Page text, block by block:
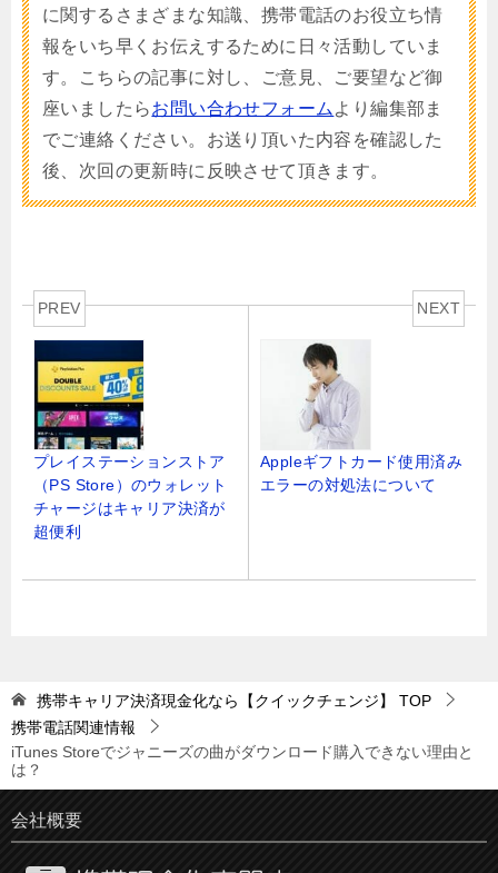
に関するさまざまな知識、携帯電話のお役立ち情
報をいち早くお伝えするために日々活動していま
す。こちらの記事に対し、ご意見、ご要望など御
座いましたらお問い合わせフォーム より編集部ま
でご連絡ください。お送り頂いた内容を確認した
後、次回の更新時に反映させて頂きます。
PREV
プレイステーションストア
（PS Store）のウォレット
チャージはキャリア決済が
超便利
NEXT
Appleギフトカード使用済み
エラーの対処法について
携帯キャリア決済現金化なら【クイックチェンジ】
TOP
携帯電話関連情報
iTunes Storeでジャニーズの曲がダウンロード購入できない理由と
は？
会社概要